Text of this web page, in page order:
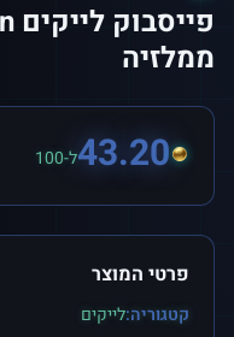
ממלזיה
43.20ל-100
פרטי המוצר
קטגוריה:לייקים